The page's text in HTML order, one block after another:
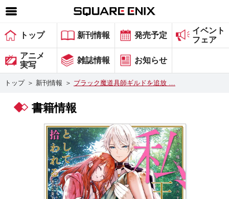
SQUARE ENIX 公式サイトメニュー
ゲーム
マガジン＆ブックス
グッズ
トップ 新刊情報 発売予定
イベント
フェア
アニメ
実写
雑誌情報 お知らせ
トップ ＞ 新刊情報 ＞ ブラック魔道具師ギルドを追放 …
書籍情報